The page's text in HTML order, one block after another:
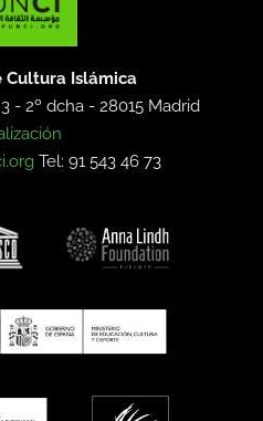
Cultura Islámica
- 2º dcha -28015 Madrid
Tel: 91 543 46 73